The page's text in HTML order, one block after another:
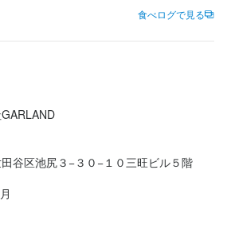
ュニケーションを取りながらお仕事を
に興味がある方も大歓迎です！
食べログで見る
谷区池尻３−３０−１０三旺ビル５階
めポイント
の様相でありながら、フレンチやイタ
本格洋食をご提供しています。
」と驚かれるお客様もいらっしゃいま
やカフェ経営に興味のある人、ライブや
ペース利用といったカルチャー面に興